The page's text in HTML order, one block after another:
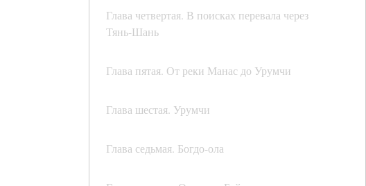
Глава четвертая. В поисках перевала через
Тянь-Шань
Глава пятая. От реки Манас до Урумчи
Глава шестая. Урумчи
Глава седьмая. Богдо-ола